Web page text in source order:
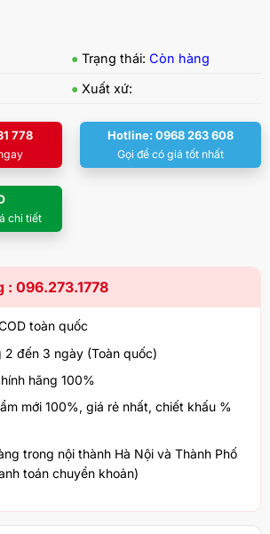
● Trạng thái: Còn hàng
● Xuất xứ:
778 Hotline: 0968 263 608
Gọi để có giá tốt nhất
chi tiết
: 096.273.1778
toàn quốc
2 đến 3 ngày (Toàn quốc)
hãng 100%
mới 100%, giá rẻ nhất, chiết khấu %
trong nội thành Hà Nội và Thành Phố
toán chuyển khoản)